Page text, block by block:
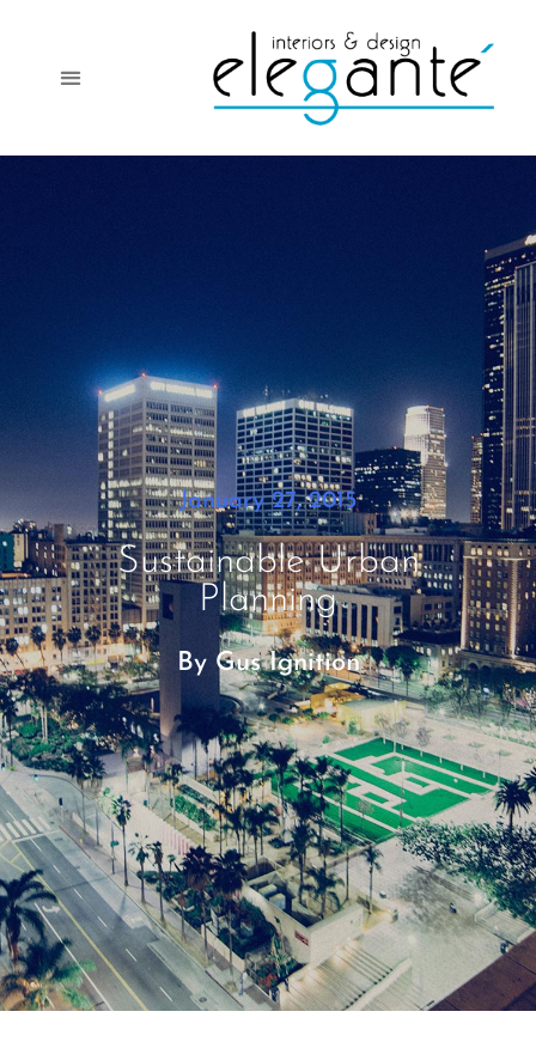
January 27, 2015
Sustainable Urban
Planning
ByGus Ignition